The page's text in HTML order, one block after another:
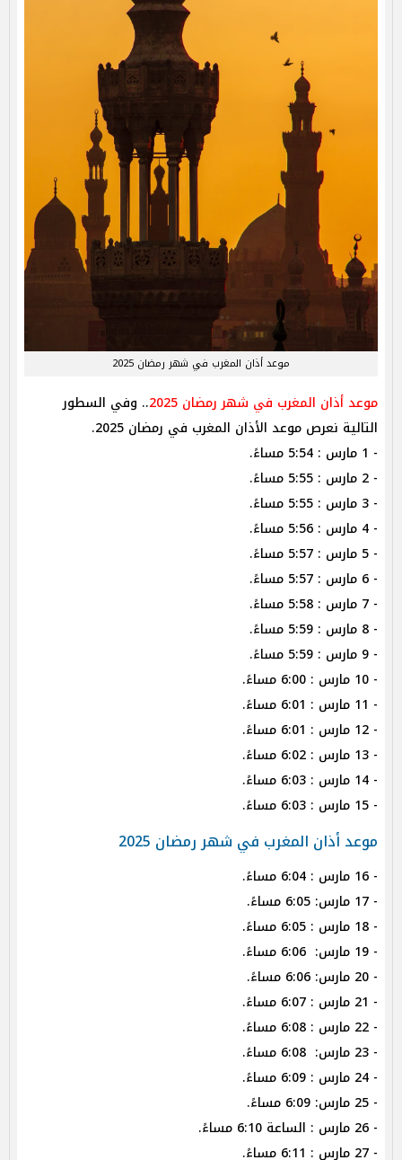
موعد أذان المغرب في شهر رمضان 2025
موعد أذان المغرب في شهر رمضان 2025
.. وفي السطور
التالية نعرص موعد الأذان المغرب في رمضان 2025.
- 1 مارس : 5:54 مساءً.
- 2 مارس : 5:55 مساءً.
- 3 مارس : 5:55 مساءً.
- 4 مارس : 5:56 مساءً.
- 5 مارس : 5:57 مساءً.
- 6 مارس : 5:57 مساءً.
- 7 مارس : 5:58 مساءً.
- 8 مارس : 5:59 مساءً.
- 9 مارس : 5:59 مساءً.
- 10 مارس : 6:00 مساءً.
- 11 مارس : 6:01 مساءً.
- 12 مارس : 6:01 مساءً.
- 13 مارس : 6:02 مساءً.
- 14 مارس : 6:03 مساءً.
- 15 مارس : 6:03 مساءً.
موعد أذان المغرب في شهر رمضان 2025
- 16 مارس : 6:04 مساءً.
- 17 مارس: 6:05 مساءً.
- 18 مارس : 6:05 مساءً.
- 19 مارس: 6:06 مساءً.
- 20 مارس: 6:06 مساءً.
- 21 مارس : 6:07 مساءً.
- 22 مارس : 6:08 مساءً.
- 23 مارس: 6:08 مساءً.
- 24 مارس : 6:09 مساءً.
- 25 مارس: 6:09 مساءً.
- 26 مارس : الساعة 6:10 مساءً.
- 27 مارس : 6:11 مساءً.